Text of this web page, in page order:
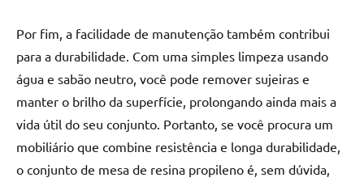
tampinhas
resinadas.
Por fim, a facilidade de manutenção também contribui
para a durabilidade. Com uma simples limpeza usando
água e sabão neutro, você pode remover sujeiras e
manter o brilho da superfície, prolongando ainda mais a
vida útil do seu conjunto. Portanto, se você procura um
mobiliário que combine resistência e longa durabilidade,
o conjunto de mesa de resina propileno é, sem dúvida,